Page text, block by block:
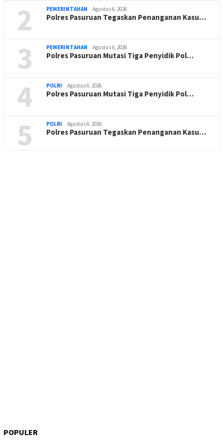
2 PEMERINTAHAN Agustus 6, 2026
Polres Pasuruan Tegaskan Penanganan Kasu…
3 PEMERINTAHAN Agustus 6, 2026
Polres Pasuruan Mutasi Tiga Penyidik Pol…
4 POLRI Agustus 6, 2026
Polres Pasuruan Mutasi Tiga Penyidik Pol…
5 POLRI Agustus 6, 2026
Polres Pasuruan Tegaskan Penanganan Kasu…
POPULER